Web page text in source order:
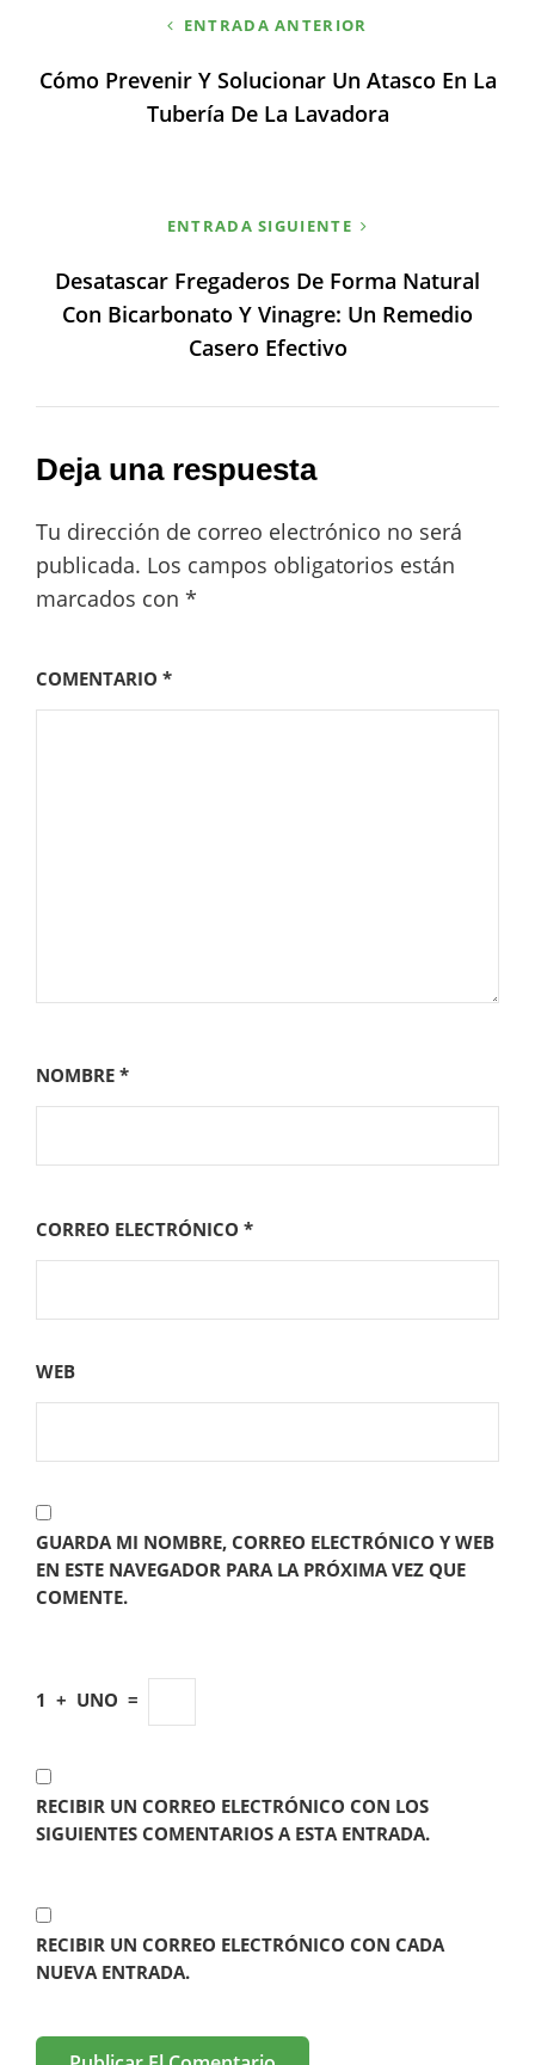
entradas
ENTRADA ANTERIOR
Cómo Prevenir Y Solucionar Un Atasco En La
Tubería De La Lavadora
ENTRADA SIGUIENTE
Desatascar Fregaderos De Forma Natural
Con Bicarbonato Y Vinagre: Un Remedio
Casero Efectivo
Deja una respuesta
Tu dirección de correo electrónico no será
publicada. Los campos obligatorios están
marcados con *
COMENTARIO *
NOMBRE *
CORREO ELECTRÓNICO *
WEB
GUARDA MI NOMBRE, CORREO ELECTRÓNICO Y WEB
EN ESTE NAVEGADOR PARA LA PRÓXIMA VEZ QUE
COMENTE.
1 + UNO =
RECIBIR UN CORREO ELECTRÓNICO CON LOS
SIGUIENTES COMENTARIOS A ESTA ENTRADA.
RECIBIR UN CORREO ELECTRÓNICO CON CADA
NUEVA ENTRADA.